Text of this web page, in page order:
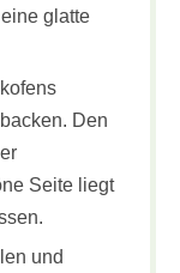
glatte
Den
Seite liegt
und